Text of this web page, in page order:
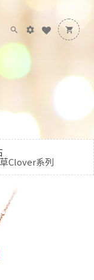
Clover系列